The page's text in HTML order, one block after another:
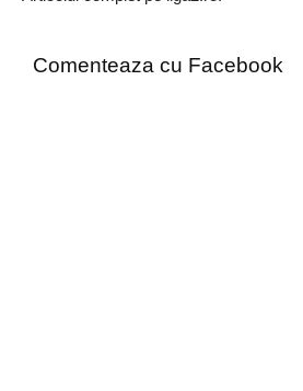
Comenteaza cu Facebook